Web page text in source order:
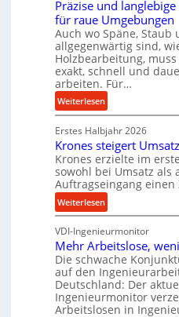
e
i
m
D
r
ü
c
k
p
r
o
z
e
s
s
g
e
l
g
e
w
i
n
e
r
i
e
b
u
n
d
H
y
d
Präzise und
für raue Umgebungen
Auch wo Späne, Staub
allgegenwärtig sind,
Holzbearbeitung,
exakt, schnell und
arbeiten. Für…
Weiterlesen:
P
r
ä
z
i
s
e
u
n
d
l
a
n
g
Erstes Halbjahr 2026
Krones steigert
Krones erzielte im
sowohl bei Umsatz als
Auftragseingang einen
Weiterlesen:
K
r
o
n
e
s
s
VDI-Ingenieurmonitor
Mehr Arbeitslose,
Die schwache
auf den
Deutschland: Der
Ingenieurmonitor
Arbeitslosen in